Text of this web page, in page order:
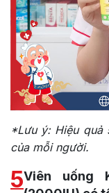
*Lưu ý: Hiệu quả
của mỗi người.
5Viên uống